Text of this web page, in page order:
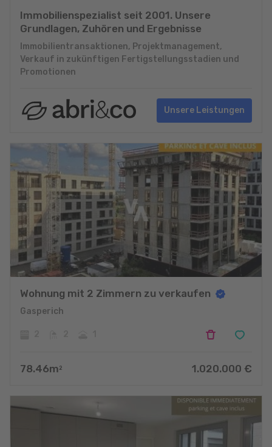
Immobilienspezialist seit 2001. Unsere
Grundlagen, Zuhören und Ergebnisse
Immobilientransaktionen, Projektmanagement,
Verkauf in zukünftigen Fertigstellungsstadien und
Promotionen
Unsere Leistungen
Wohnung mit 2 Zimmern zu verkaufen
Gasperich
78.46m 2 1.020.000 €